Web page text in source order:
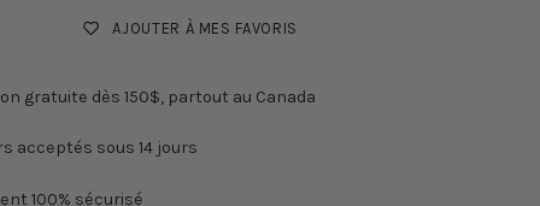
AJOUTER À MES FAVORIS
gratuite dès 150$, partout au Canada
acceptés sous 14 jours
100% sécurisé